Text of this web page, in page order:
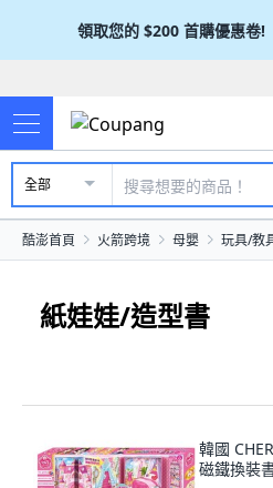
領取您的 $200 首購優惠卷!
全部
酷澎首頁 火箭跨境 母嬰 玩具/教
紙娃娃/造型書
韓國
磁鐵換裝